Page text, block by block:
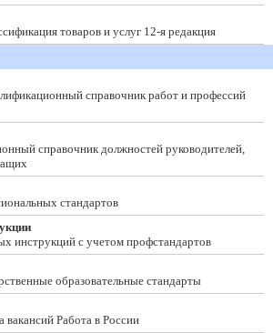
товаров и услуг 12-я редакция
справочник работ и профессий
справочник должностей руководителей,
стандартов
инструкций с учетом профстандартов
образовательные стандарты
вакансий Работа в России